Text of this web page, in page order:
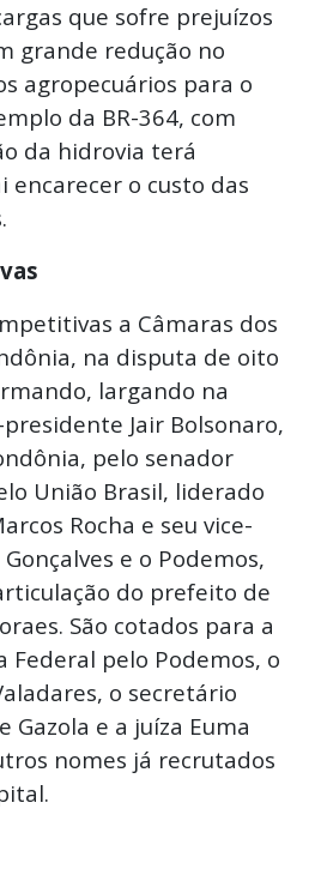
que sofre prejuízos
grande redução no
agropecuários para o
da BR-364, com
da hidrovia terá
encarecer o custo das
a Câmaras dos
na disputa de oito
largando na
Jair Bolsonaro,
pelo senador
União Brasil, liderado
Rocha e seu vice-
e o Podemos,
do prefeito de
São cotados para a
Federal pelo Podemos, o
o secretário
Gazola e a juíza Euma
nomes já recrutados